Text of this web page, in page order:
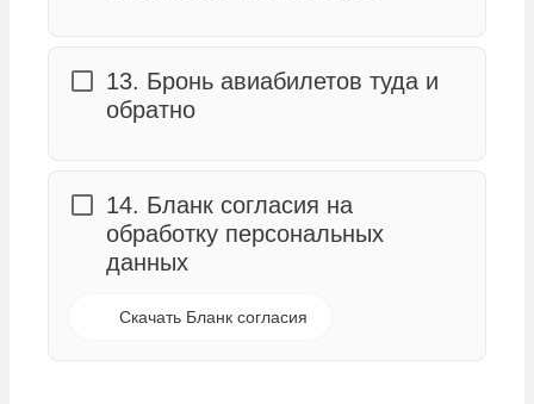
13. Бронь авиабилетов туда и
обратно
14. Бланк согласия на
обработку персональных
данных
Скачать Бланк согласия